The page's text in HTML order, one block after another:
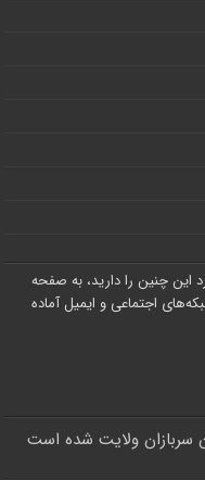
این چنین را دارید، به صفحه
اجتماعی و ایمیل آماده
سربازان ولایت شده است